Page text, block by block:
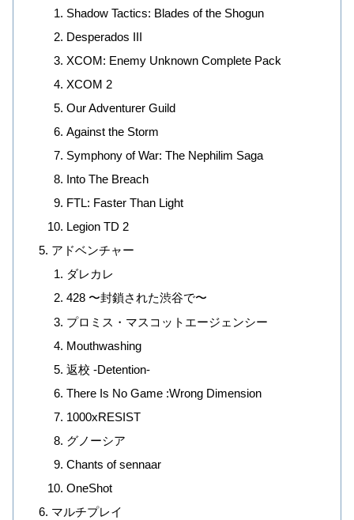
Shadow Tactics: Blades of the Shogun
Desperados III
XCOM: Enemy Unknown Complete Pack
XCOM 2
Our Adventurer Guild
Against the Storm
Symphony of War: The Nephilim Saga
Into The Breach
FTL: Faster Than Light
Legion TD 2
アドベンチャー
ダレカレ
428 〜封鎖された渋谷で〜
プロミス・マスコットエージェンシー
Mouthwashing
返校 -Detention-
There Is No Game :Wrong Dimension
1000xRESIST
グノーシア
Chants of sennaar
OneShot
マルチプレイ